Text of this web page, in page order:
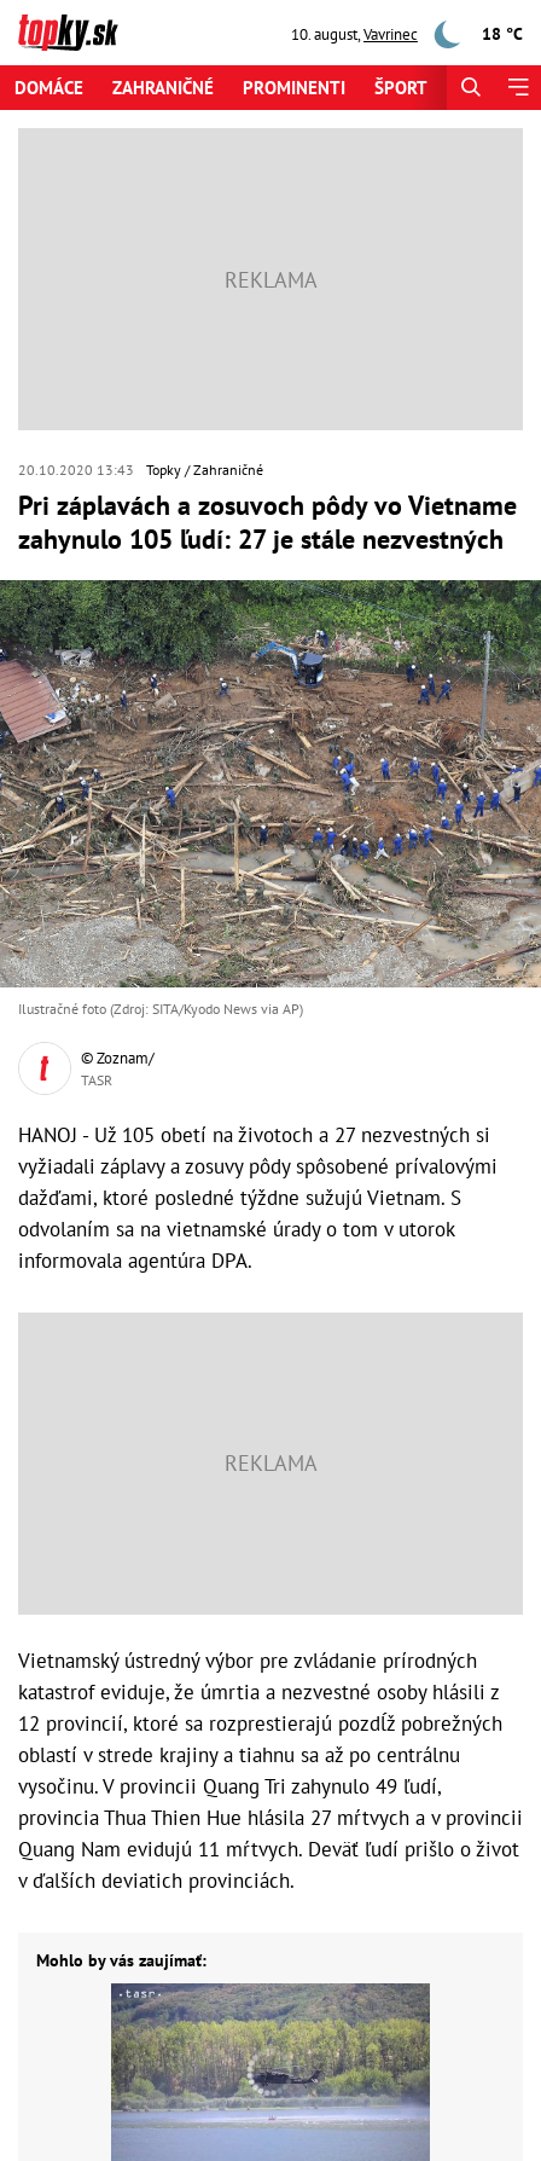
10. august,Vavrinec 18 °C
DOMÁCE ZAHRANIČNÉ PROMINENTI ŠPORT
20.10.2020 13:43 Topky Zahraničné
Pri záplavách a zosuvoch pôdy vo Vietname
zahynulo 105 ľudí: 27 je stále nezvestných
Ilustračné foto (Zdroj: SITA/Kyodo News via AP)
© Zoznam/
TASR
HANOJ - Už 105 obetí na životoch a 27 nezvestných si
vyžiadali záplavy a zosuvy pôdy spôsobené prívalovými
dažďami, ktoré posledné týždne sužujú Vietnam. S
odvolaním sa na vietnamské úrady o tom v utorok
informovala agentúra DPA.
Vietnamský ústredný výbor pre zvládanie prírodných
katastrof eviduje, že úmrtia a nezvestné osoby hlásili z
12 provincií, ktoré sa rozprestierajú pozdĺž pobrežných
oblastí v strede krajiny a tiahnu sa až po centrálnu
vysočinu. V provincii Quang Tri zahynulo 49 ľudí,
provincia Thua Thien Hue hlásila 27 mŕtvych a v provincii
Quang Nam evidujú 11 mŕtvych. Deväť ľudí prišlo o život
v ďalších deviatich provinciách.
Mohlo by vás zaujímať: